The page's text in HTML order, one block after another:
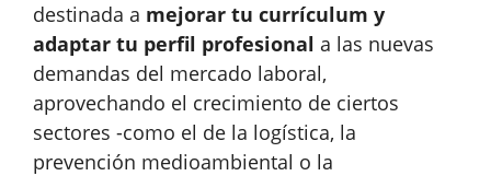
destinada a mejorar tu currículum y
adaptar tu perfil profesional a las nuevas
demandas del mercado laboral,
aprovechando el crecimiento de ciertos
sectores -como el de la logística, la
prevención medioambiental o la